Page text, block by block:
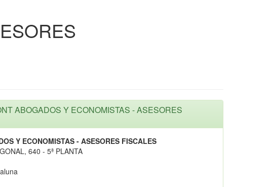
ABOGADOS Y ECONOMISTAS - ASESORES
Y ECONOMISTAS - ASESORES FISCALES
640 - 5ª PLANTA